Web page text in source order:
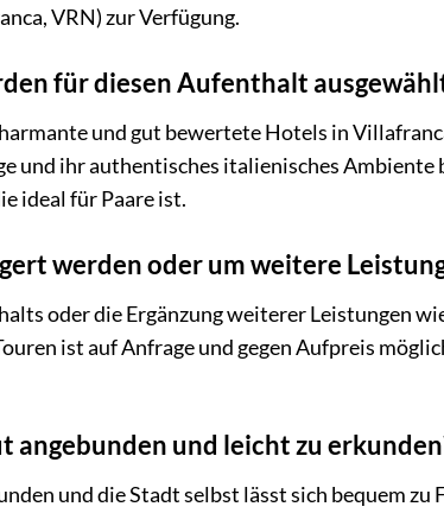
VRN) zur Verfügung.
für diesen Aufenthalt
und gut bewertete Hotels in
und ihr authentisches italienisches
ideal für Paare ist.
werden oder um weitere
oder die Ergänzung weiterer Leistungen
ist auf Anfrage und gegen Aufpreis
angebunden und leicht zu
und die Stadt selbst lässt sich bequem zu